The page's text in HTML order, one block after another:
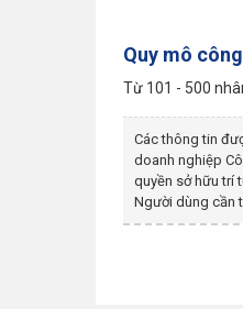
Quy mô
Từ 101 - 500
Các thông tin
doanh nghiệp
quyền sở hữu trí
Người dùng cần